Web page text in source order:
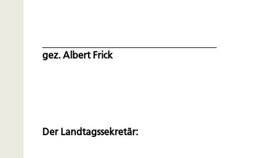
gez. Albert Frick
Der Landtagssekretär: